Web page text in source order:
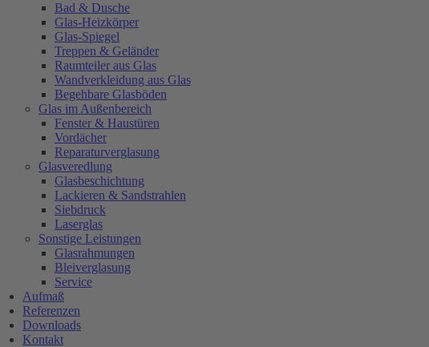
Bad & Dusche
Glas-Heizkörper
Glas-Spiegel
Treppen & Geländer
Raumteiler aus Glas
Wandverkleidung aus Glas
Begehbare Glasböden
Glas im Außenbereich
Fenster & Haustüren
Vordächer
Reparaturverglasung
Glasveredlung
Glasbeschichtung
Lackieren & Sandstrahlen
Siebdruck
Laserglas
Sonstige Leistungen
Glasrahmungen
Bleiverglasung
Service
Aufmaß
Referenzen
Downloads
Kontakt